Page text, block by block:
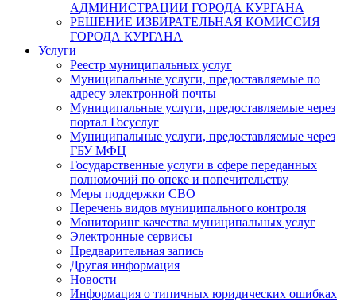
АДМИНИСТРАЦИИ ГОРОДА КУРГАНА
РЕШЕНИЕ ИЗБИРАТЕЛЬНАЯ КОМИССИЯ
ГОРОДА КУРГАНА
Услуги
Реестр муниципальных услуг
Муниципальные услуги, предоставляемые по
адресу электронной почты
Муниципальные услуги, предоставляемые через
портал Госуслуг
Муниципальные услуги, предоставляемые через
ГБУ МФЦ
Государственные услуги в сфере переданных
полномочий по опеке и попечительству
Меры поддержки СВО
Перечень видов муниципального контроля
Мониторинг качества муниципальных услуг
Электронные сервисы
Предварительная запись
Другая информация
Новости
Информация о типичных юридических ошибках